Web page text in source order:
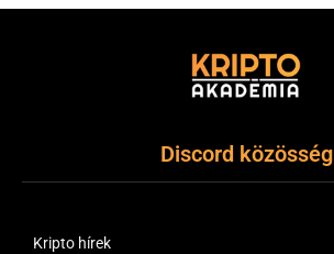
Discord közösség
Kripto hírek